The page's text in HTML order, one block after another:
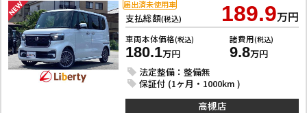
支払総額(税込) 189.9万円
車両本体価格(税込)
180.1万円
諸費用(税込)
9.8万円
法定整備：整備無
保証付 (1ヶ月・1000km )
届出済未使用車
高槻店